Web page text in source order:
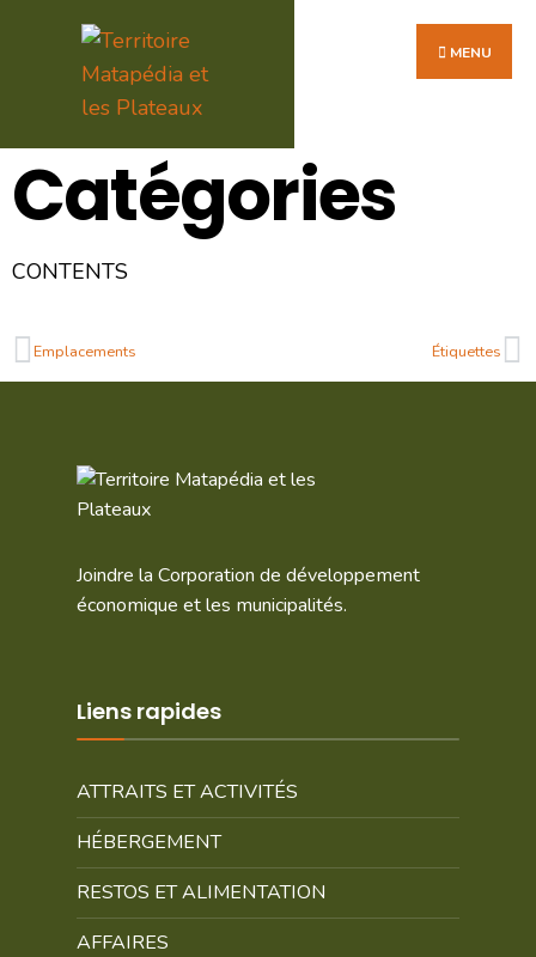
MENU
Catégories
CONTENTS
Emplacements Étiquettes
Joindre la Corporation de développement
économique et les municipalités.
Liens rapides
ATTRAITS ET ACTIVITÉS
HÉBERGEMENT
RESTOS ET ALIMENTATION
AFFAIRES